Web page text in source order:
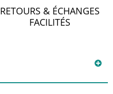
RETOURS & ÉCHANGES
FACILITÉS